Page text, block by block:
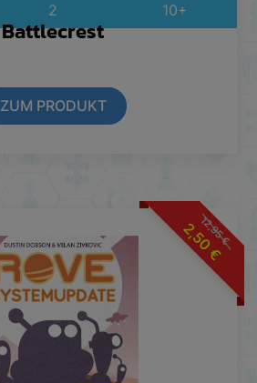
Battlecrest
ZUM PRODUKT
2 10+
12,95
€
2,50
€